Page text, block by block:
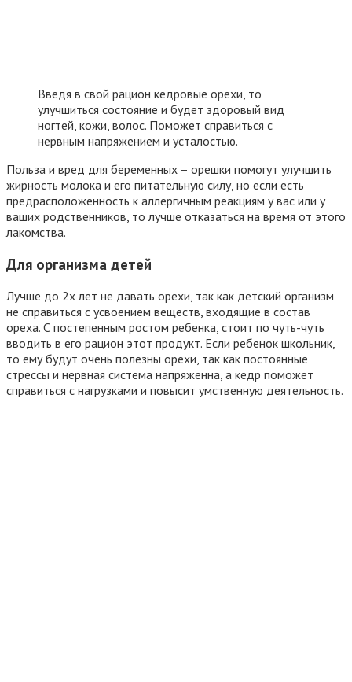
Введя в свой рацион кедровые орехи, то
улучшиться состояние и будет здоровый вид
ногтей, кожи, волос. Поможет справиться с
нервным напряжением и усталостью.
Польза и вред для беременных – орешки помогут улучшить
жирность молока и его питательную силу, но если есть
предрасположенность к аллергичным реакциям у вас или у
ваших родственников, то лучше отказаться на время от этого
лакомства.
Для организма детей
Лучше до 2х лет не давать орехи, так как детский организм
не справиться с усвоением веществ, входящие в состав
ореха. С постепенным ростом ребенка, стоит по чуть-чуть
вводить в его рацион этот продукт. Если ребенок школьник,
то ему будут очень полезны орехи, так как постоянные
стрессы и нервная система напряженна, а кедр поможет
справиться с нагрузками и повысит умственную деятельность.